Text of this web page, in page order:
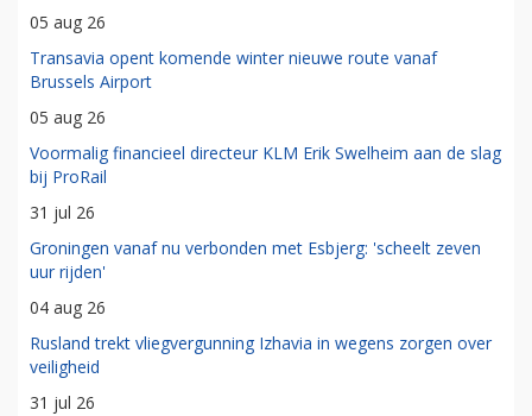
05 aug 26
Transavia opent komende winter nieuwe route vanaf
Brussels Airport
05 aug 26
Voormalig financieel directeur KLM Erik Swelheim aan de slag
bij ProRail
31 jul 26
Groningen vanaf nu verbonden met Esbjerg: 'scheelt zeven
uur rijden'
04 aug 26
Rusland trekt vliegvergunning Izhavia in wegens zorgen over
veiligheid
31 jul 26